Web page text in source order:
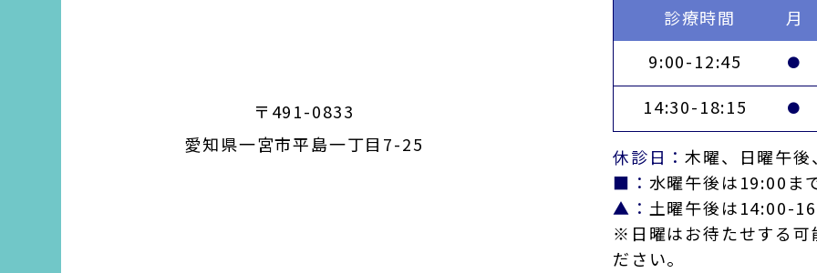
〒491-0833
愛知県一宮市平島一丁目7-25
診療時間
月
9:00-12:45
●
14:30-18:15 ●
休診日：木曜、日曜午後
■： 水曜午後は19:00ま
▲： 土曜午後は14:00-
※日曜はお待たせする可
ださい。